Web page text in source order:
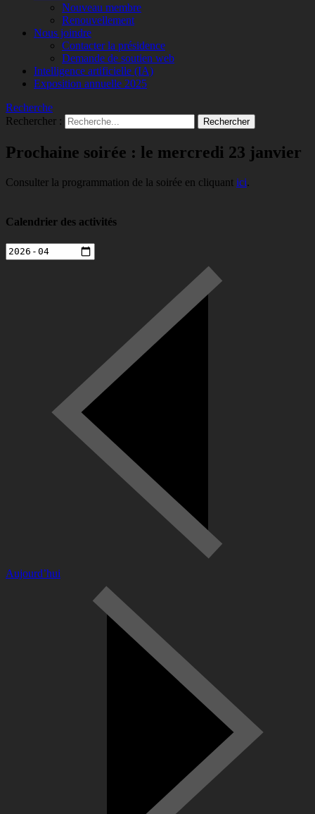
Nouveau membre
Renouvellement
Nous joindre
Contacter la présidence
Demande de soutien web
Intelligence artificielle (IA)
Exposition annuelle 2025
Recherche
Rechercher :
Prochaine soirée : le mercredi 23 janvier
Consulter la programmation de la soirée en cliquant ici.
Calendrier des activités
Aujourd’hui